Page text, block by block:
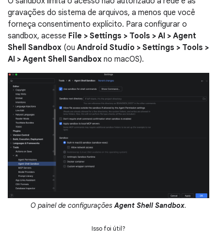
gravações do sistema de arquivos, a menos que você
forneça consentimento explícito. Para configurar o
sandbox, acesse File > Settings > Tools > AI > Agent
Shell Sandbox (ou Android Studio > Settings > Tools >
AI > Agent Shell Sandbox no macOS).
O painel de configuraçõesAgent Shell Sandbox.
Isso foi útil?